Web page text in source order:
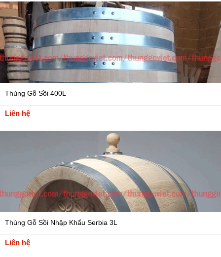
Thùng Gỗ Sồi 400L
Liên hệ
Thùng Gỗ Sồi Nhập Khẩu Serbia 3L
Liên hệ